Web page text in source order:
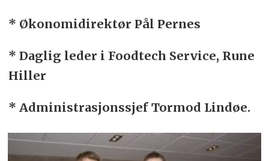
* Økonomidirektør Pål Pernes
* Daglig leder i Foodtech Service, Rune
Hiller
* Administrasjonssjef Tormod Lindøe.